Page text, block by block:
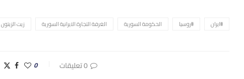
#ايران #روسيا الحكومة السورية الغرفة التجارة الايرانية السورية زيت الزيتون
0 تعليقات 0